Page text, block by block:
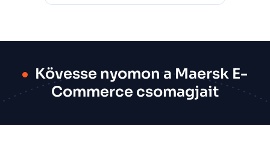
Kövesse nyomon a Maersk E-
Commerce csomagjait